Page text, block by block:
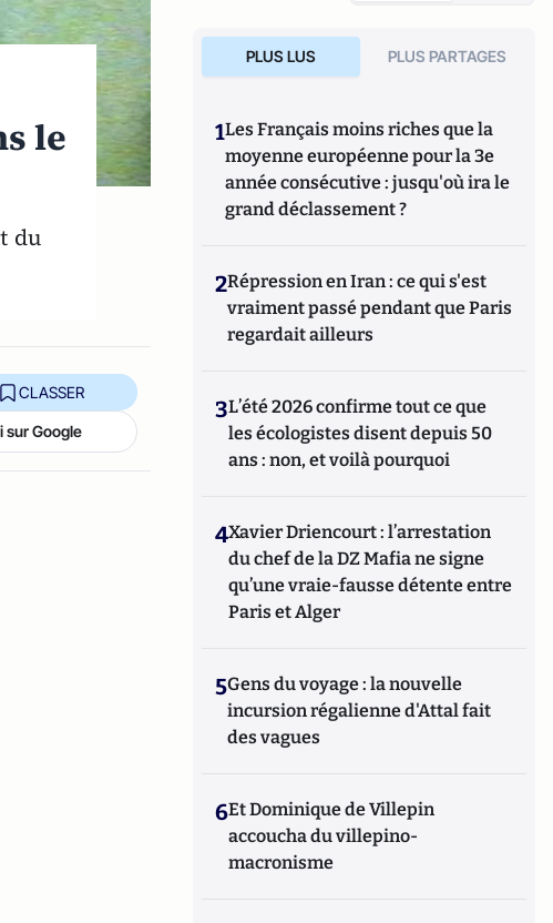
le
du
CLASSER
Google
PLUS LUS PLUS PARTAGES
1Les Français moins riches que la
moyenne européenne pour la 3e
année consécutive : jusqu'où ira le
grand déclassement ?
2Répression en Iran : ce qui s'est
vraiment passé pendant que Paris
regardait ailleurs
3L’été 2026 confirme tout ce que
les écologistes disent depuis 50
ans : non, et voilà pourquoi
4Xavier Driencourt : l’arrestation
du chef de la DZ Mafia ne signe
qu’une vraie-fausse détente entre
Paris et Alger
5Gens du voyage : la nouvelle
incursion régalienne d'Attal fait
des vagues
6Et Dominique de Villepin
accoucha du villepino-
macronisme